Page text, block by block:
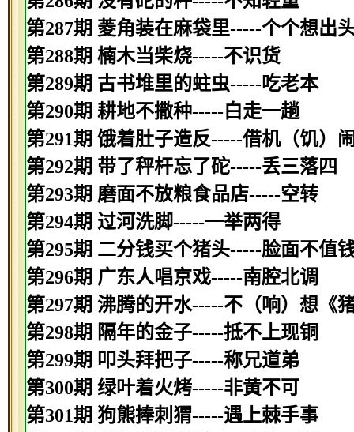
第287期 菱角装在麻袋里-----个个想出
第288期 楠木当柴烧-----不识货
第289期 古书堆里的蛀虫-----吃老本
第290期 耕地不撒种-----白走一趟
第291期 饿着肚子造反-----借机（饥）
第292期 带了秤杆忘了砣-----丢三落四
第293期 磨面不放粮食品店-----空转
第294期 过河洗脚-----一举两得
第295期 二分钱买个猪头-----脸面不值
第296期 广东人唱京戏-----南腔北调
第297期 沸腾的开水-----不（响）想《
第298期 隔年的金子-----抵不上现铜
第299期 叩头拜把子-----称兄道弟
第300期 绿叶着火烤-----非黄不可
第301期 狗熊捧刺猬-----遇上棘手事